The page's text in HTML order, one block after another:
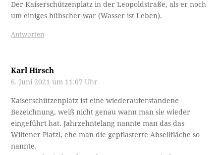
Der Kaiserschützenplatz in der Leopoldstraße, als er noch
um einiges hübscher war (Wasser ist Leben).
Antworten
Karl Hirsch
6. Juni 2021 um 11:07 Uhr
Kaiserschützenplatz ist eine wiederauferstandene
Bezeichnung, weiß nicht genau wann man sie wieder
eingeführt hat. Jahrzehntelang nannte man das das
Wiltener Platzl, ehe man die gepflasterte Absellfläche so
nannte.